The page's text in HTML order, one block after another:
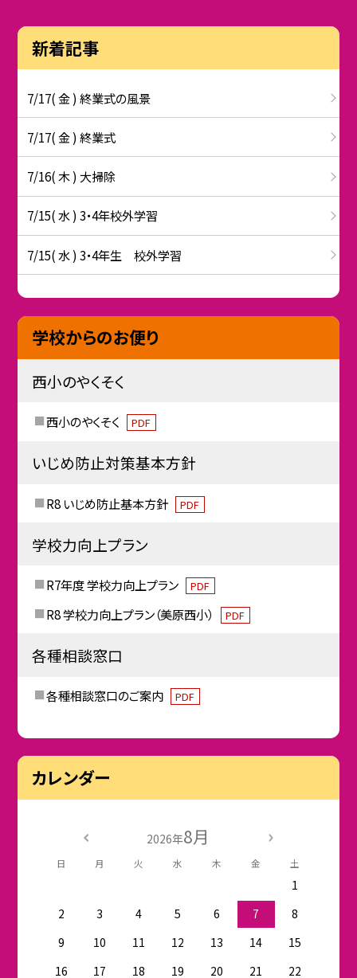
新着記事
7/17( 金 ) 終業式の風景
7/17( 金 ) 終業式
7/16( 木 ) 大掃除
7/15( 水 ) 3・4年校外学習
7/15( 水 ) 3・4年生 校外学習
学校からのお便り
西小のやくそく
西小のやくそく PDF
いじめ防止対策基本方針
R8 いじめ防止基本方針 PDF
学校力向上プラン
R7年度 学校力向上プラン PDF
R8 学校力向上プラン（美原西小） PDF
各種相談窓口
各種相談窓口のご案内 PDF
カレンダー
2026年8月
日 月 火 水 木 金 土
1
2
3 4 5 6 7
8
9
10 11 12 13 14
15
16
17 18 19 20 21
22